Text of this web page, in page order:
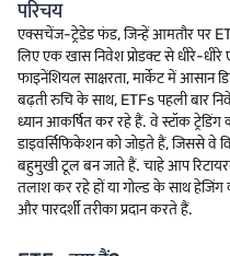
परिचय
एक्सचेंज-ट्रेडेड फंड, जिन्हें आमतौर पर
लिए एक खास निवेश प्रोडक्ट से धीरे-
फाइनेंशियल साक्षरता, मार्केट में
बढ़ती रुचि के साथ, ETFs पहली बार
ध्यान आकर्षित कर रहे हैं. वे स्टॉक
डाइवर्सिफिकेशन को जोड़ते हैं, जिससे वे
बहुमुखी टूल बन जाते हैं. चाहे आप
तलाश कर रहे हों या गोल्ड के साथ
और पारदर्शी तरीका प्रदान करते हैं.